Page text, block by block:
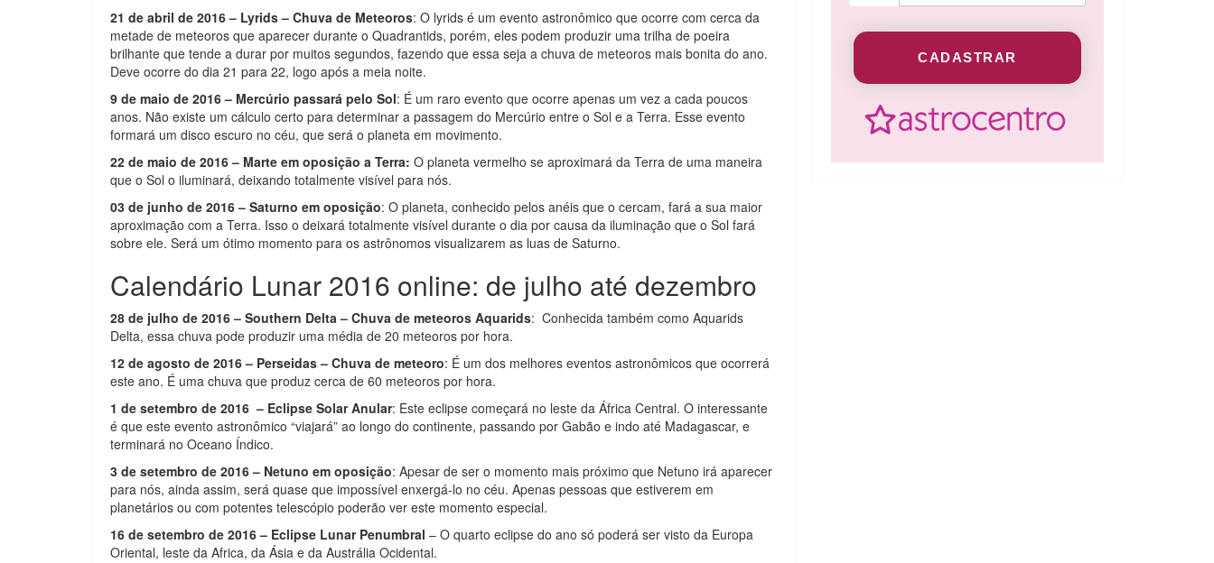
21 de abril de 2016 – Lyrids – Chuva de Meteoros: O lyrids é um evento astronômico que ocorre com cerca da
metade de meteoros que aparecer durante o Quadrantids, porém, eles podem produzir uma trilha de poeira
brilhante que tende a durar por muitos segundos, fazendo que essa seja a chuva de meteoros mais bonita do ano.
Deve ocorre do dia 21 para 22, logo após a meia noite.
9 de maio de 2016 – Mercúrio passará pelo Sol: É um raro evento que ocorre apenas um vez a cada poucos
anos. Não existe um cálculo certo para determinar a passagem do Mercúrio entre o Sol e a Terra. Esse evento
formará um disco escuro no céu, que será o planeta em movimento.
22 de maio de 2016 – Marte em oposição a Terra: O planeta vermelho se aproximará da Terra de uma maneira
que o Sol o iluminará, deixando totalmente visível para nós.
03 de junho de 2016 – Saturno em oposição: O planeta, conhecido pelos anéis que o cercam, fará a sua maior
aproximação com a Terra. Isso o deixará totalmente visível durante o dia por causa da iluminação que o Sol fará
sobre ele. Será um ótimo momento para os astrônomos visualizarem as luas de Saturno.
Calendário Lunar 2016 online: de julho até dezembro
28 de julho de 2016 – Southern Delta – Chuva de meteoros Aquarids: Conhecida também como Aquarids
Delta, essa chuva pode produzir uma média de 20 meteoros por hora.
12 de agosto de 2016 – Perseidas – Chuva de meteoro: É um dos melhores eventos astronômicos que ocorrerá
este ano. É uma chuva que produz cerca de 60 meteoros por hora.
1 de setembro de 2016 – Eclipse Solar Anular: Este eclipse começará no leste da África Central. O interessante
é que este evento astronômico “viajará” ao longo do continente, passando por Gabão e indo até Madagascar, e
terminará no Oceano Índico.
3 de setembro de 2016 – Netuno em oposição: Apesar de ser o momento mais próximo que Netuno irá aparecer
para nós, ainda assim, será quase que impossível enxergá-lo no céu. Apenas pessoas que estiverem em
planetários ou com potentes telescópio poderão ver este momento especial.
16 de setembro de 2016 – Eclipse Lunar Penumbral – O quarto eclipse do ano só poderá ser visto da Europa
Oriental, leste da Africa, da Ásia e da Austrália Ocidental.
CADASTRAR